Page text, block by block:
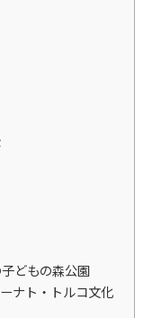
どもの森公園
ナト・トルコ文化